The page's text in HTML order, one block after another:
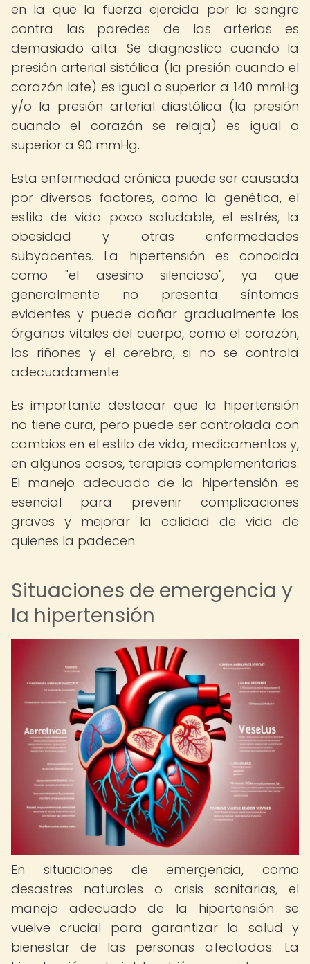
en la que la fuerza ejercida por la sangre
contra las paredes de las arterias es
demasiado alta. Se diagnostica cuando la
presión arterial sistólica (la presión cuando el
corazón late) es igual o superior a 140 mmHg
y/o la presión arterial diastólica (la presión
cuando el corazón se relaja) es igual o
superior a 90 mmHg.
Esta enfermedad crónica puede ser causada
por diversos factores, como la genética, el
estilo de vida poco saludable, el estrés, la
obesidad y otras enfermedades
subyacentes. La hipertensión es conocida
como "el asesino silencioso", ya que
generalmente no presenta síntomas
evidentes y puede dañar gradualmente los
órganos vitales del cuerpo, como el corazón,
los riñones y el cerebro, si no se controla
adecuadamente.
Es importante destacar que la hipertensión
no tiene cura, pero puede ser controlada con
cambios en el estilo de vida, medicamentos y,
en algunos casos, terapias complementarias.
El manejo adecuado de la hipertensión es
esencial para prevenir complicaciones
graves y mejorar la calidad de vida de
quienes la padecen.
Situaciones de emergencia y
la hipertensión
En situaciones de emergencia, como
desastres naturales o crisis sanitarias, el
manejo adecuado de la hipertensión se
vuelve crucial para garantizar la salud y
bienestar de las personas afectadas. La